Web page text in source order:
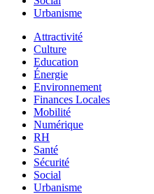
Urbanisme
Attractivité
Culture
Education
Énergie
Environnement
Finances Locales
Mobilité
Numérique
RH
Santé
Sécurité
Social
Urbanisme